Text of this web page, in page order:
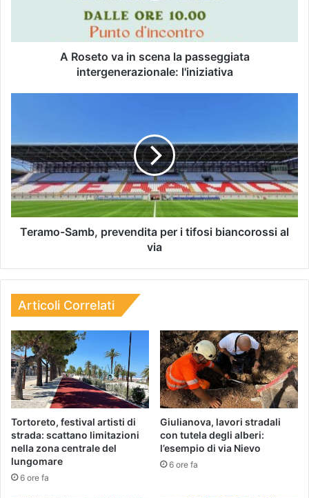
A Roseto va in scena la passeggiata
intergenerazionale: l'iniziativa
Teramo-Samb, prevendita per i tifosi biancorossi al
via
Articoli Correlati
Tortoreto, festival artisti di
strada: scattano limitazioni
nella zona centrale del
lungomare
6 ore fa
Giulianova, lavori stradali
con tutela degli alberi:
l’esempio di via Nievo
6 ore fa